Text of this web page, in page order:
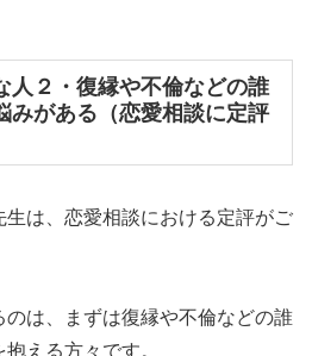
人２・復縁や不倫などの誰
みがある（恋愛相談に定評
は、恋愛相談における定評がご
は、まずは復縁や不倫などの誰
える方々です。